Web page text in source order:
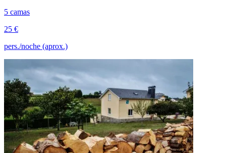
5 camas
25 €
pers./noche (aprox.)